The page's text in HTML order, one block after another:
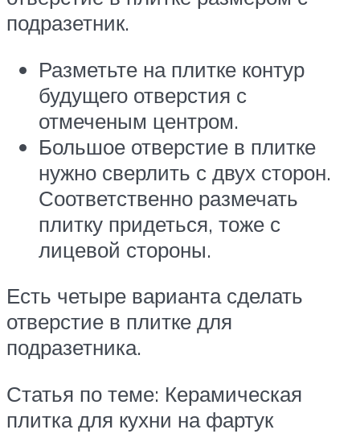
подразетник.
Разметьте на плитке контур
будущего отверстия с
отмеченым центром.
Большое отверстие в плитке
нужно сверлить с двух сторон.
Соответственно размечать
плитку придеться, тоже с
лицевой стороны.
Есть четыре варианта сделать
отверстие в плитке для
подразетника.
Статья по теме: Керамическая
плитка для кухни на фартук